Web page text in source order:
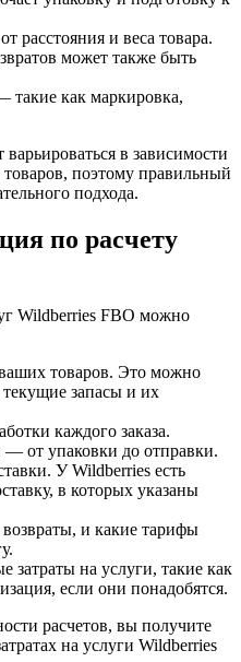
расстояния и веса товара.
может также быть
такие как маркировка,
в зависимости
поэтому правильный
подхода.
по расчету
Wildberries FBO можно
товаров. Это можно
текущие запасы и их
каждого заказа.
от упаковки до отправки.
У Wildberries есть
в которых указаны
и какие тарифы
затраты на услуги, такие как
если они понадобятся.
расчетов, вы получите
на услуги Wildberries